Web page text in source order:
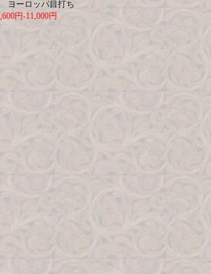
ヨーロッパ目打ち
円-11,000円